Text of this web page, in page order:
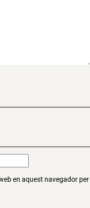
en aquest navegador per